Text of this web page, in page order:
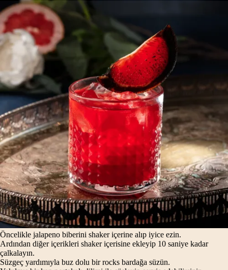
Öncelikle jalapeno biberini shaker içerine alıp iyice ezin.
Ardından diğer içerikleri shaker içerisine ekleyip 10 saniye kadar
çalkalayın.
Süzgeç yardımıyla buz dolu bir rocks bardağa süzün.